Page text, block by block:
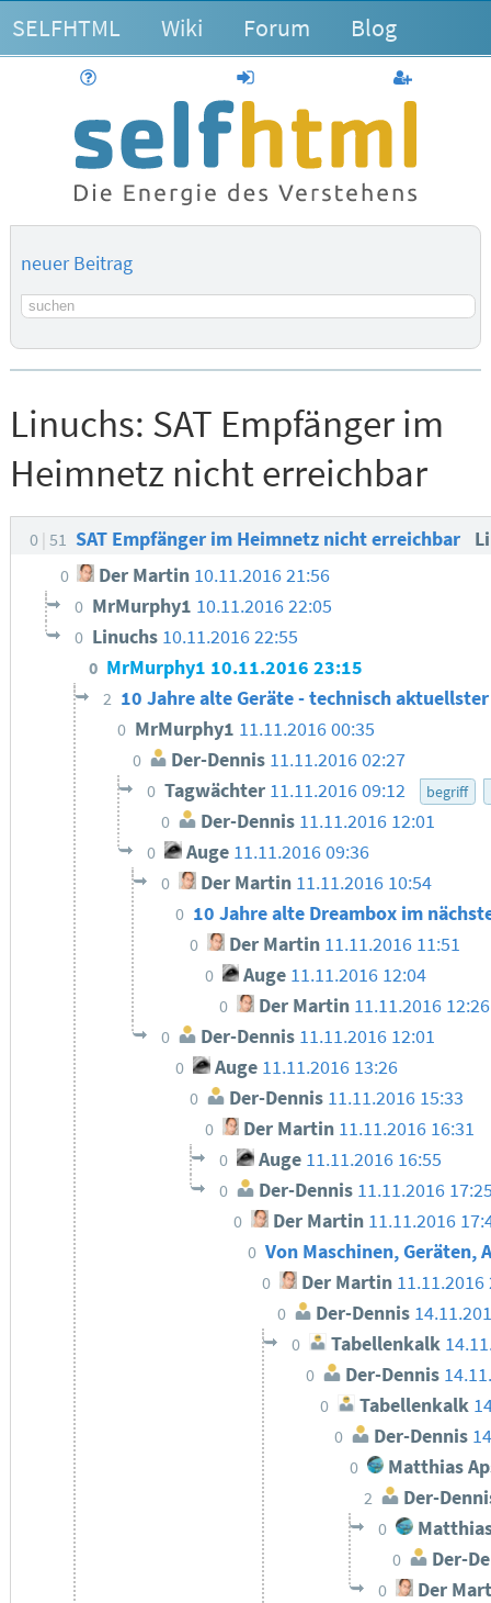
SELFHTML Wiki Forum Blog
anmelden
neuer Beitrag
Suchbegriff
Linuchs: SAT Empfänger im
Heimnetz nicht erreichbar
0 51 SAT Empfänger im Heimnetz nicht erreichbar
0 Der Martin 10.11.2016 21:56
0 MrMurphy1 10.11.2016 22:05
0 Linuchs 10.11.2016 22:55
0 MrMurphy1 10.11.2016 23:15
2 10 Jahre alte Geräte - technisch
0 MrMurphy1 11.11.2016 00:35
0 Der-Dennis 11.11.2016 02:27
0 Tagwächter 11.11.2016 09:12 begriff
0 Der-Dennis 11.11.2016 12:01
0 Auge 11.11.2016 09:36
0 Der Martin 11.11.2016 10:54
0 10 Jahre alte Dreambox im
0 Der Martin 11.11.2016 11:51
0 Auge 11.11.2016 12:04
0 Der Martin 11.11.2016 12:26
0 Der-Dennis 11.11.2016 12:01
0 Auge 11.11.2016 13:26
0 Der-Dennis 11.11.2016 15:33
0 Der Martin 11.11.2016 16:31
0 Auge 11.11.2016 16:55
0 Der-Dennis 11.11.2016
0 Der Martin 11.11.2016
0 Von Maschinen, Geräten,
0 Der Martin 11.11.2016
0 Der-Dennis
0 Tabellenkalk
0 Der-Dennis
0 Tabellenkalk
0 Der-Dennis
0 Matthias
2 Der-
0
0 Der-
0 Der